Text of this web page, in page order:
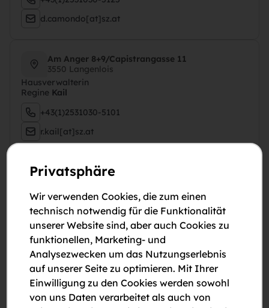
d.camondo[at]sz.at
Am Anger 8+9/Capistrangasse 11
3550 Langenlois
Hausverwalterin
Regine Kail
+43(1)2531030-5101
r.kail[at]sz.at
DianaCamondo
d.camondo[at]sz.at
Am Bach 465-473
3353 Biberbach
Hausverwalterin
RegineKail
+43(1)2531030-5101
Privatsphäre
Wir verwenden Cookies, die zum einen
technisch notwendig für die Funktionalität
unserer Website sind, aber auch Cookies zu
funktionellen, Marketing- und
Analysezwecken um das Nutzungserlebnis
auf unserer Seite zu optimieren. Mit Ihrer
Einwilligung zu den Cookies werden sowohl
von uns Daten verarbeitet als auch von